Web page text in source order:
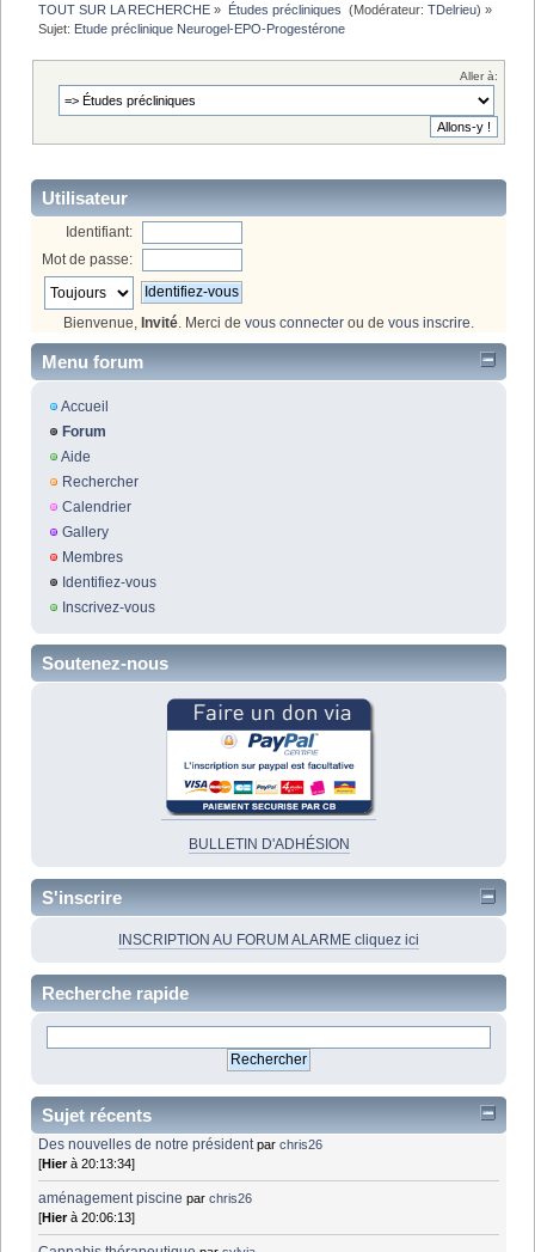
TOUT SUR LA RECHERCHE » Études précliniques (Modérateur: TDelrieu) »
Sujet: Etude préclinique Neurogel-EPO-Progestérone
Aller à:
Utilisateur
Identifiant:
Mot de passe:
Bienvenue, Invité. Merci de vous connecter ou de vous inscrire.
Menu forum
Accueil
Forum
Aide
Rechercher
Calendrier
Gallery
Membres
Identifiez-vous
Inscrivez-vous
Soutenez-nous
BULLETIN D'ADHÉSION
S'inscrire
INSCRIPTION AU FORUM ALARME cliquez ici
Recherche rapide
Sujet récents
Des nouvelles de notre président parchris26
[Hierà 20:13:34]
aménagement piscine parchris26
[Hierà 20:06:13]